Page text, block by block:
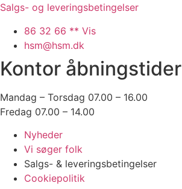
Salgs- og leveringsbetingelser
86 32 66 ** Vis
hsm@hsm.dk
Kontor åbningstider
Mandag – Torsdag 07.00 – 16.00
Fredag 07.00 – 14.00
Nyheder
Vi søger folk
Salgs- & leveringsbetingelser
Cookiepolitik